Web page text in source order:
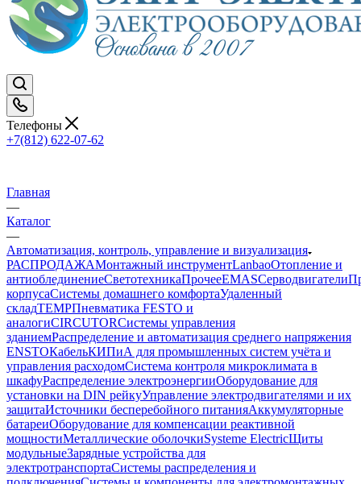
Телефоны
+7(812) 622-07-62
Главная
—
Каталог
—
Автоматизация, контроль, управление и визуализация
РАСПРОДАЖАМонтажный инструментLanbaoОтопление и
антиоблединениеСветотехникаПрочееEMASCерводвигатели
корпусаСистемы домашнего комфортаУдаленный
складTEMPПневматика FESTO и
аналогиCIRCUTORСистемы управления
зданиемРаспределение и автоматизация среднего напряжения
ENSTOКабельКИПиА для промышленных систем учёта и
управления расходомСистема контроля микроклимата в
шкафуРаспределение электроэнергииОборудование для
установки на DIN рейкуУправление электродвигателями и их
защитаИсточники бесперебойного питанияАккумуляторные
батареиОборудование для компенсации реактивной
мощностиМеталлические оболочкиSysteme ElectricЩиты
модульныеЗарядные устройства для
электротранспортаСистемы распределения и